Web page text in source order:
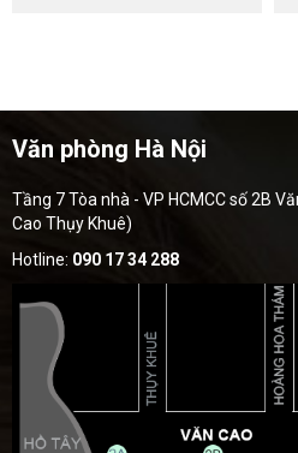
Văn phòng Hà Nội
Tầng 7 Tòa nhà - VP HCMCC số 2B
Cao Thụy Khuê)
Hotline: 090 17 34 288